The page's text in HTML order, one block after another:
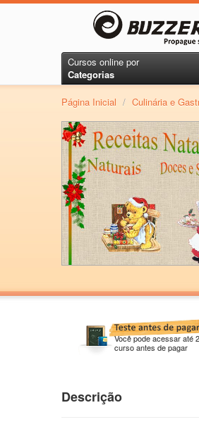
Cursos online por
Categorias
Página Inicial / Culinária e
Você pode acessar até
curso antes de pagar
Descrição